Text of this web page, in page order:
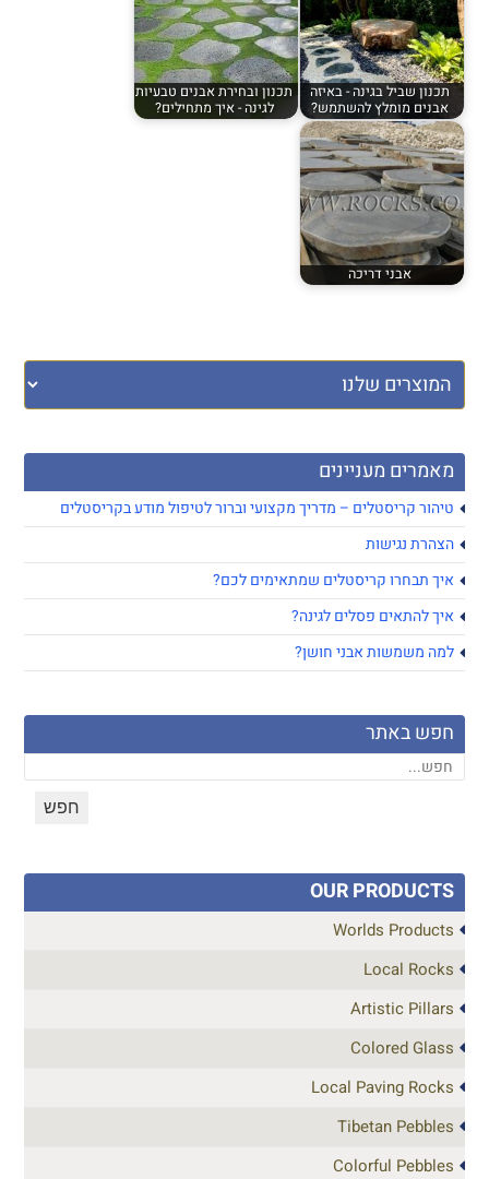
מאמרים מעניינים
טיהור קריסטלים – מדריך מקצועי וברור לטיפול מודע בקריסטלים
הצהרת נגישות
איך תבחרו קריסטלים שמתאימים לכם?
איך להתאים פסלים לגינה?
למה משמשות אבני חושן?
חפש באתר
תכנון שביל בגינה - באיזה
אבנים מומלץ להשתמש?
תכנון ובחירת אבנים טבעיות
לגינה - איך מתחילים?
אבני דריכה
OUR PRODUCTS
Worlds Products
Local Rocks
Artistic Pillars
Colored Glass
Local Paving Rocks
Tibetan Pebbles
Colorful Pebbles